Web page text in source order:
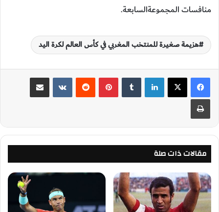
منافسات المجموعةالسابعة.
هزيمة صغيرة للمنتخب المغربي في كأس العالم لكرة اليد
لينكدإن بينتيريست
مقالات ذات صلة